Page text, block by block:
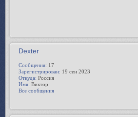
Dexter
Сообщения: 17
Зарегистрирован: 19 сен 2023
Откуда: Россия
Имя: Виктор
Все сообщения